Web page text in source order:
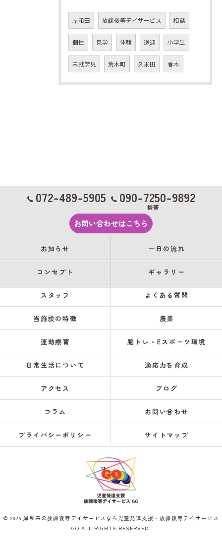
岸和田 放課後等デイサービス 相談
個性 見学 体験 送迎 小学生
未就学児 荒木町 久米田 春木
072-489-5905 090-7250-9892
携帯
お問い合わせはこちら
お知らせ 一日の流れ
コンセプト ギャラリー
スタッフ よくある質問
当施設の特徴 農業
運動療育 脳トレ・Eスポーツ環境
日常生活について 適応力を育成
アクセス ブログ
コラム お問い合わせ
プライバシーポリシー サイトマップ
© 2026 岸和田の放課後等デイサービスなら児童発達支援・放課後等デイサービス
GO ALL RIGHTS RESERVED.